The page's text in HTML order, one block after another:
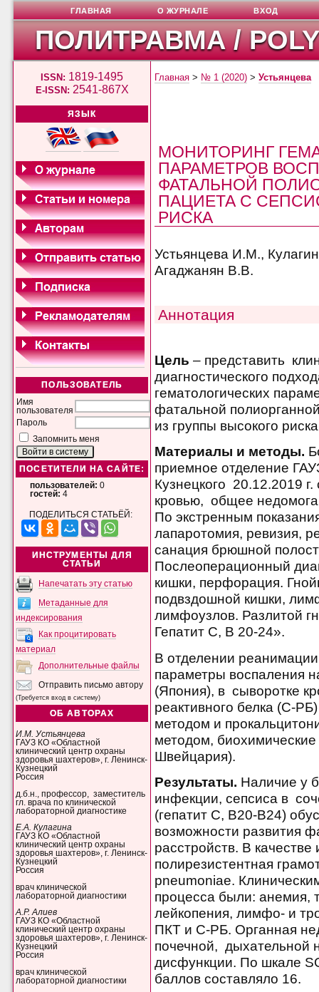
ПОЛИТРАВМА /
ISSN: 1819-1495
E-ISSN: 2541-867X
ЯЗЫК
ПОЛЬЗОВАТЕЛЬ
Имя
пользователя
Пароль
Запомнить меня
ПОСЕТИТЕЛИ НА САЙТЕ:
пользователей: 0
гостей: 4
ПОДЕЛИТЬСЯ СТАТЬЁЙ:
ИНСТРУМЕНТЫ ДЛЯ
СТАТЬИ
Напечатать эту статью
Метаданные для
индексирования
Как процитировать
материал
Дополнительные файлы
Отправить письмо автору
(Требуется вход в систему)
ОБ АВТОРАХ
И.М. Устьянцева
ГАУЗ КО «Областной
клинический центр охраны
здоровья шахтеров», г. Ленинск-
Кузнецкий
Россия
д.б.н., профессор, заместитель
гл. врача по клинической
лабораторной диагностике
Е.А. Кулагина
ГАУЗ КО «Областной
клинический центр охраны
здоровья шахтеров», г. Ленинск-
Кузнецкий
Россия
врач клинической
лабораторной диагностики
А.Р. Алиев
ГАУЗ КО «Областной
клинический центр охраны
здоровья шахтеров», г. Ленинск-
Кузнецкий
Россия
врач клинической
лабораторной диагностики
ГЛАВНАЯ О ЖУРНАЛЕ ВХОД
Главная > № 1 (2020) >Устьянцева
МОНИТОРИНГ
ПАРАМЕТРОВ
ФАТАЛЬНОЙ
ПАЦИЕТА С
РИСКА
Устьянцева И.М.,
Агаджанян В.В.
Аннотация
Цель – представить
диагностического
гематологических
фатальной
из группы высокого
Материалы и методы.
приемное отделение
Кузнецкого 20.12.2019
кровью, общее
По экстренным
лапаротомия, ревизия,
санация брюшной
Послеоперационный
кишки, перфорация.
подвздошной кишки,
лимфоузлов. Разлитой
Гепатит С, В 20-24».
В отделении
параметры воспаления
(Япония), в сыворотке
реактивного белка (С-
методом и
методом,
Швейцария).
Результаты. Наличие у
инфекции, сепсиса в
(гепатит С, В20-В24)
возможности развития
расстройств. В
полирезистентная
pneumoniae.
процесса были: анемия,
лейкопения, лимфо- и
ПКТ и С-РБ. Органная
почечной, дыхательной
дисфункции. По шкале
баллов составляло 16.